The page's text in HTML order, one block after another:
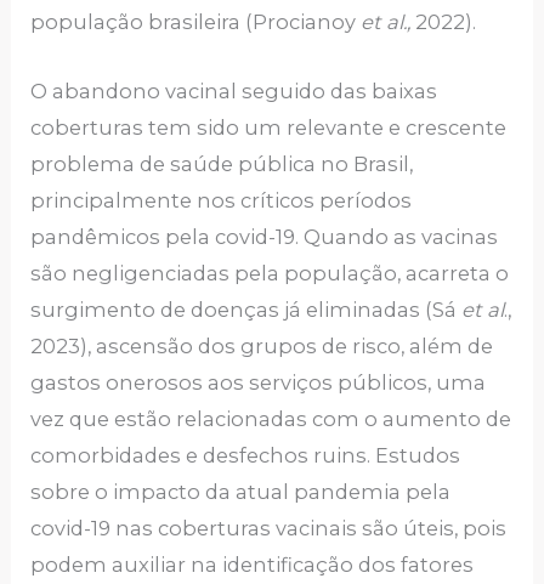
população brasileira (Procianoy et al., 2022).
O abandono vacinal seguido das baixas
coberturas tem sido um relevante e crescente
problema de saúde pública no Brasil,
principalmente nos críticos períodos
pandêmicos pela covid-19. Quando as vacinas
são negligenciadas pela população, acarreta o
surgimento de doenças já eliminadas (Sá et al.,
2023), ascensão dos grupos de risco, além de
gastos onerosos aos serviços públicos, uma
vez que estão relacionadas com o aumento de
comorbidades e desfechos ruins. Estudos
sobre o impacto da atual pandemia pela
covid-19 nas coberturas vacinais são úteis, pois
podem auxiliar na identificação dos fatores